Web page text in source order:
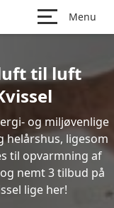
Menu
til luft
og miljøvenlige
helårshus, ligesom
til opvarmning af
nemt 3 tilbud på
lige her!